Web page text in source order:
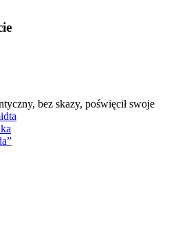
bez skazy, poświęcił swoje